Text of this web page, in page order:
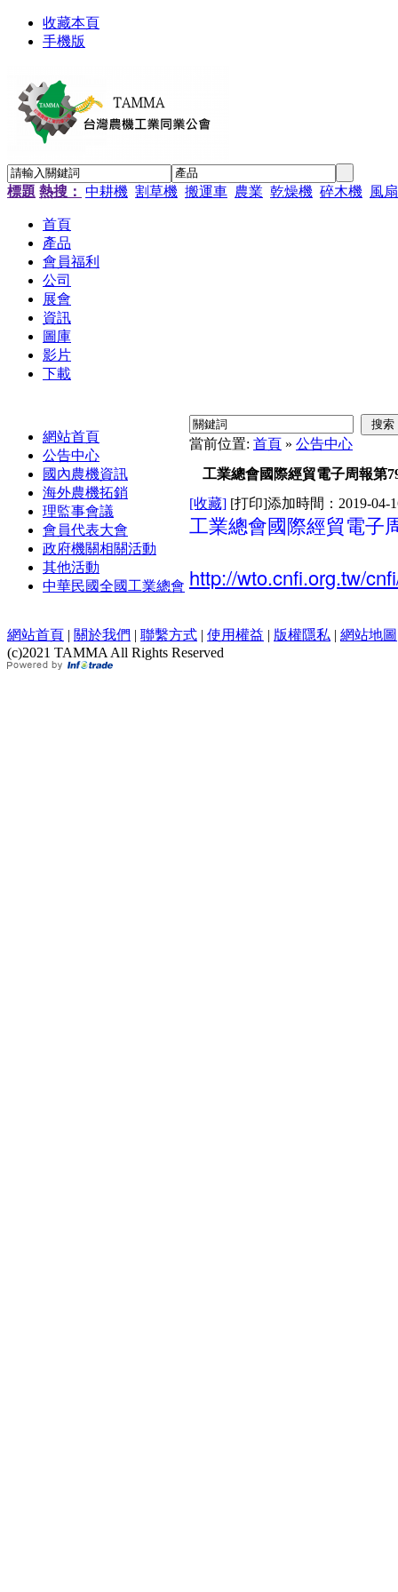
收藏本頁
手機版
標題 熱搜： 中耕機 割草機 搬運車 農業 乾燥機 碎木機 風扇
首頁
產品
會員福利
公司
展會
資訊
圖庫
影片
下載
網站首頁
公告中心
國內農機資訊
海外農機拓銷
理監事會議
會員代表大會
政府機關相關活動
其他活動
中華民國全國工業總會
當前位置: 首頁 » 公告中心
工業總會國際經貿電子周報第
[收藏] [打印]添加時間：2019-
工業總會國際經貿電子
http://wto.cnfi.org.tw/
網站首頁 | 關於我們 | 聯繫方式 | 使用權益 | 版權隱私 | 網站地圖
(c)2021 TAMMA All Rights Reserved